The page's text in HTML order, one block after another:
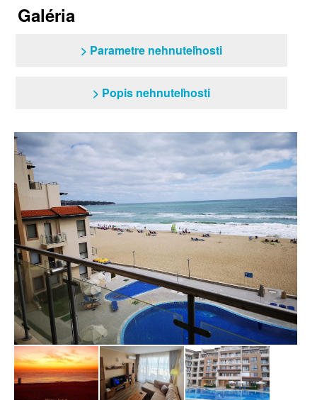
Galéria
> Parametre nehnuteľnosti
> Popis nehnuteľnosti